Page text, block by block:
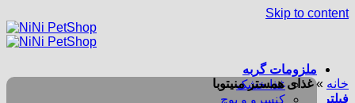
Skip to content
ملزومات گربه
غذا خشک
کنسرو و پوچ
خانه » غذای همستر منیتوبا
فیلتر